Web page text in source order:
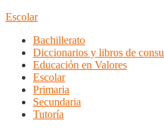
Escolar
Bachillerato
Diccionarios y libros de
Educación en Valores
Escolar
Primaria
Secundaria
Tutoría